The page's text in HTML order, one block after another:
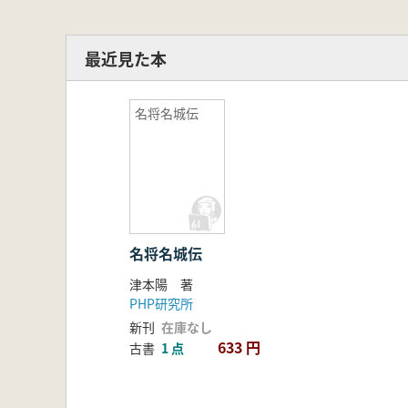
最近見た本
名将名城伝
名将名城伝
津本陽 著
PHP研究所
新刊 在庫なし
古書 1 点 633 円